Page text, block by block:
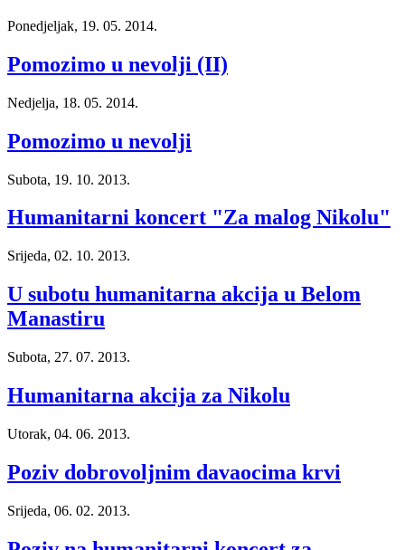
Ponedjeljak, 19. 05. 2014.
Pomozimo u nevolji (II)
Nedjelja, 18. 05. 2014.
Pomozimo u nevolji
Subota, 19. 10. 2013.
Humanitarni koncert "Za malog Nikolu"
Srijeda, 02. 10. 2013.
U subotu humanitarna akcija u Belom
Manastiru
Subota, 27. 07. 2013.
Humanitarna akcija za Nikolu
Utorak, 04. 06. 2013.
Poziv dobrovoljnim davaocima krvi
Srijeda, 06. 02. 2013.